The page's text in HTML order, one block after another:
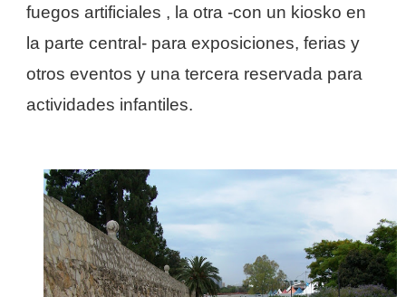
fuegos artificiales , la otra -con un kiosko en
la parte central- para exposiciones, ferias y
otros eventos y una tercera reservada para
actividades infantiles.